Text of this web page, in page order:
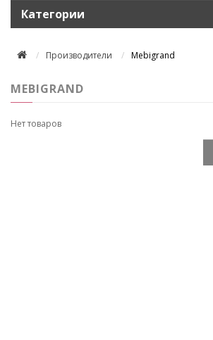
Категории
Производители Mebigrand
MEBIGRAND
Нет товаров